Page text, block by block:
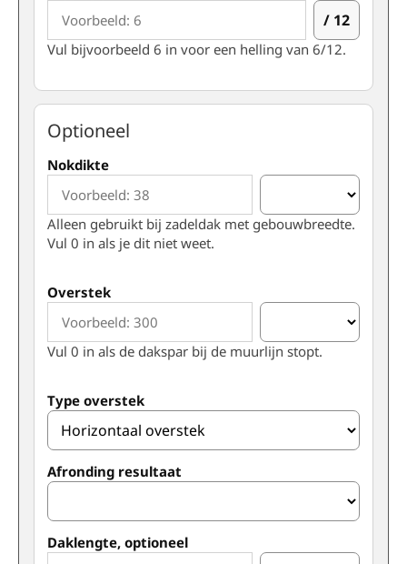
/ 12
Vul bijvoorbeeld 6 in voor een helling van 6/12.
Optioneel
Nokdikte
Alleen gebruikt bij zadeldak met gebouwbreedte.
Vul 0 in als je dit niet weet.
Overstek
Vul 0 in als de dakspar bij de muurlijn stopt.
Type overstek
Afronding resultaat
Daklengte, optioneel